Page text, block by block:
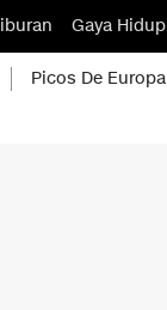
Gaya Hidup
Picos De Europa